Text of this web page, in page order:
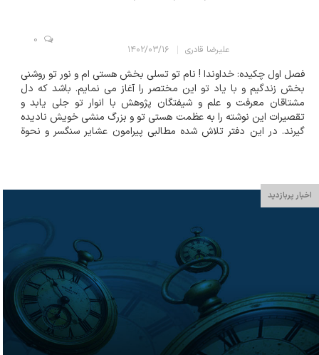
علیرضا قادری ۱۴۰۲/۰۳/۱۶
0
فصل اول چكيده: خداوندا ! نام تو تسلي بخش هستي ام و نور تو روشني
بخش زندگيم و با ياد تو اين مختصر را آغاز مي نمايم. باشد كه دل
مشتاقان معرفت و علم و شيفتگان پژوهش با انوار تو جلي يابد و
تقصيرات اين نوشته را به عظمت هستي تو و بزرگ منشي خويش ناديده
گيرند. در اين دفتر تلاش شده مطالبي پيرامون عشاير سنگسر و نحوة
اخبار پربازدید